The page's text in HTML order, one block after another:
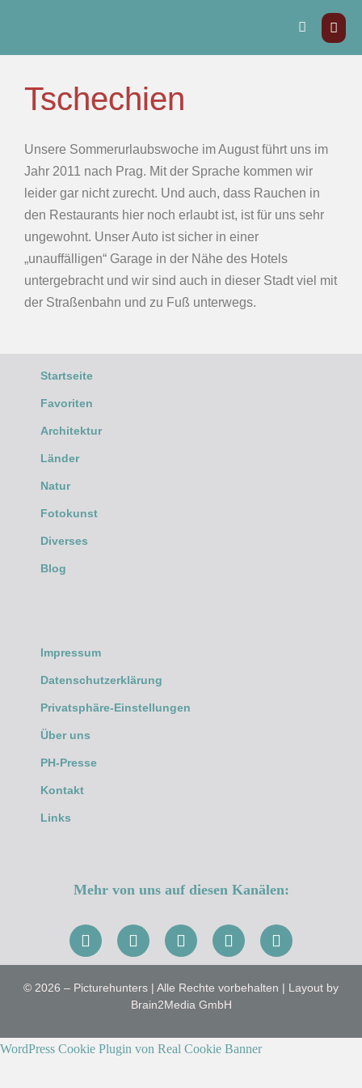
Tschechien
Unsere Sommerurlaubswoche im August führt uns im
Jahr 2011 nach Prag. Mit der Sprache kommen wir
leider gar nicht zurecht. Und auch, dass Rauchen in
den Restaurants hier noch erlaubt ist, ist für uns sehr
ungewohnt. Unser Auto ist sicher in einer
„unauffälligen“ Garage in der Nähe des Hotels
untergebracht und wir sind auch in dieser Stadt viel mit
der Straßenbahn und zu Fuß unterwegs.
Startseite
Favoriten
Architektur
Länder
Natur
Fotokunst
Diverses
Blog
Impressum
Datenschutzerklärung
Privatsphäre-Einstellungen
Über uns
PH-Presse
Kontakt
Links
Mehr von uns auf diesen Kanälen:
© 2026 – Picturehunters | Alle Rechte vorbehalten | Layout by
Brain2Media GmbH
WordPress Cookie Plugin von Real Cookie Banner